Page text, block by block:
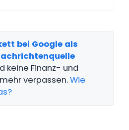
bei Google als
keine Finanz- und
verpassen.Wie